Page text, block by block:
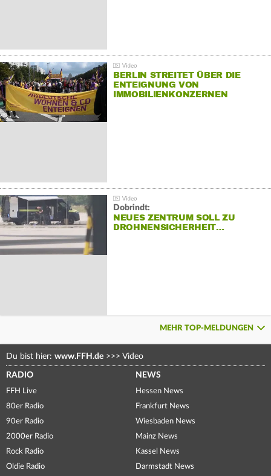
BERLIN STREITET ÜBER DIE
ENTEIGNUNG VON
IMMOBILIENKONZERNEN
Dobrindt:
NEUES ZENTRUM SOLL ZU
DROHNENSICHERHEIT…
MEHR TOP-MELDUNGEN
Du bist hier: www.FFH.de >>> Video
RADIO
FFH Live
80er Radio
90er Radio
2000er Radio
Rock Radio
Oldie Radio
NEWS
Hessen News
Frankfurt News
Wiesbaden News
Mainz News
Kassel News
Darmstadt News